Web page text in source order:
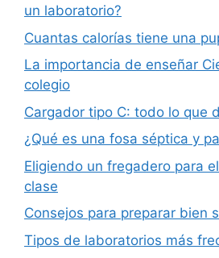
un laboratorio?
Cuantas calorías tiene una
La importancia de enseñar
colegio
Cargador tipo C: todo lo que
¿Qué es una fosa séptica y
Eligiendo un fregadero para
clase
Consejos para preparar bien
Tipos de laboratorios más